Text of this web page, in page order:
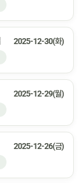
2025-12-30(화)
2025-12-29(월)
2025-12-26(금)